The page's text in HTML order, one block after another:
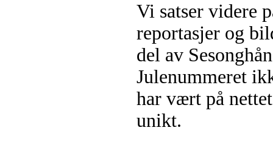
Vi satser videre
reportasjer og
del av
Julenummeret
har vært på
unikt.